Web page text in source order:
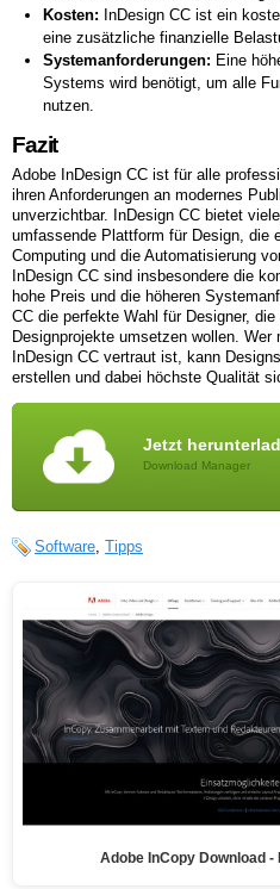
Kosten: InDesign CC ist ein
eine zusätzliche finanzielle
Systemanforderungen: Eine
Systems wird benötigt, um alle
nutzen.
Fazit
Adobe InDesign CC ist für alle
ihren Anforderungen an modernes
unverzichtbar. InDesign CC bietet
umfassende Plattform für Design, die
Computing und die Automatisierung
InDesign CC sind insbesondere die
hohe Preis und die höheren
CC die perfekte Wahl für Designer,
Designprojekte umsetzen wollen.
InDesign CC vertraut ist, kann
erstellen und dabei höchste Qualität
Jetzt
Download Manager
Software Tipps
Adobe InCopy Download